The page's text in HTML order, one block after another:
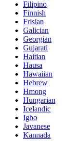
Filipino
Finnish
Frisian
Galician
Georgian
Gujarati
Haitian
Hausa
Hawaiian
Hebrew
Hmong
Hungarian
Icelandic
Igbo
Javanese
Kannada